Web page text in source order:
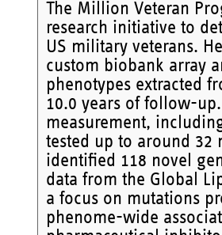
The Million Veteran
research initiative to
US military veterans.
custom biobank array
phenotypes extracted
10.0 years of follow-
measurement,
tested up to around
identified 118 novel
data from the Global
a focus on mutations
phenome-wide